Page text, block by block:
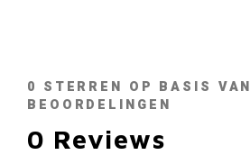
0 STERREN OP BASIS VAN
BEOORDELINGEN
0 Reviews